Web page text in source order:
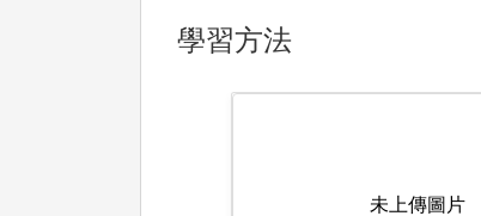
學習方法
未上傳圖片